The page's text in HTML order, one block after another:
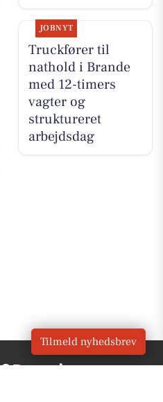
JOBNYT
Truckfører til
nathold i Brande
med 12-timers
vagter og
struktureret
arbejdsdag
Brande
Tilmeld nyhedsbrev